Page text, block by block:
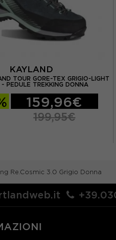
KAYLAND
TOUR GORE-TEX GRIGIO-LIGHT
- PEDULE TREKKING DONNA
159,96€
199,95€
Re.Cosmic 3.0 Grigio Donna